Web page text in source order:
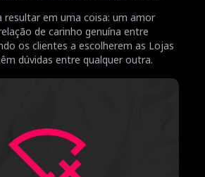
resultar em uma coisa: um amor
de carinho genuína entre
os clientes a escolherem as Lojas
dúvidas entre qualquer outra.